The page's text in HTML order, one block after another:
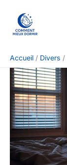
contenu
Accueil Divers